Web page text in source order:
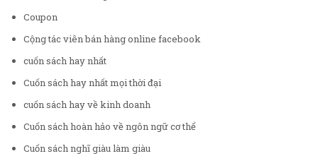
Coupon
Cộng tác viên bán hàng online facebook
cuốn sách hay nhất
Cuốn sách hay nhất mọi thời đại
cuốn sách hay về kinh doanh
Cuốn sách hoàn hảo về ngôn ngữ cơ thể
Cuốn sách nghĩ giàu làm giàu